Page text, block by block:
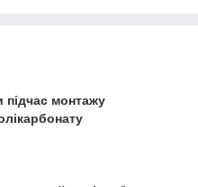
підчас монтажу